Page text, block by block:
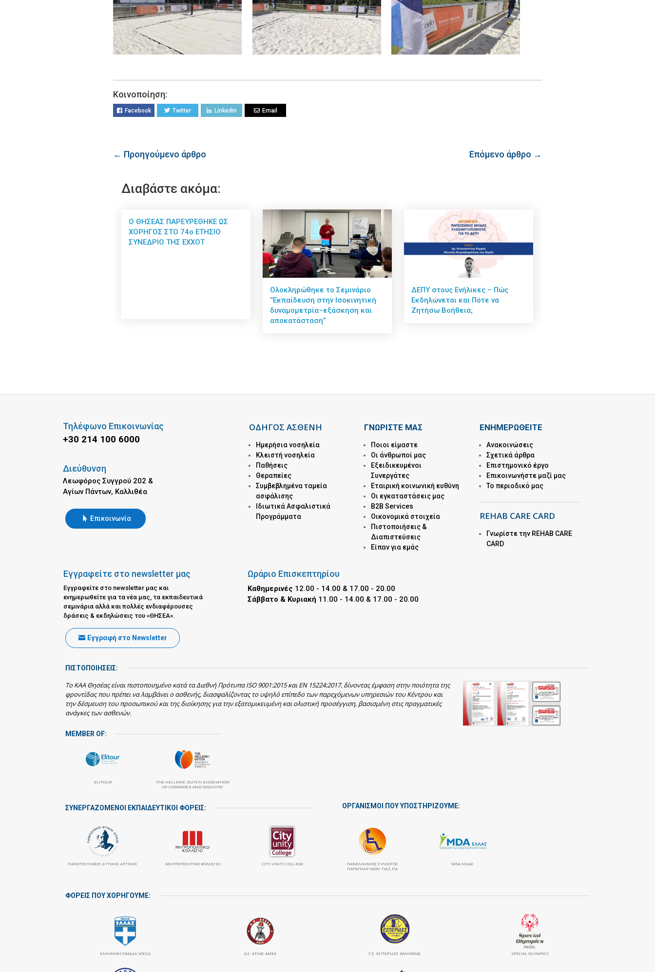
Κοινοποίηση:
Facebook Twitter Linkedin Email
← Προηγούμενο άρθρο Επόμενο άρθρο →
Διαβάστε ακόμα:
Ο ΘΗΣΕΑΣ ΠΑΡΕΥΡΕΘΗΚΕ ΩΣ
ΧΟΡΗΓΟΣ ΣΤΟ 74ο ΕΤΗΣΙΟ
ΣΥΝΕΔΡΙΟ ΤΗΣ ΕΧΧΟΤ
Ολοκληρώθηκε το Σεμινάριο
‘’Εκπαίδευση στην Ισοκινητική
δυναμομετρία–εξάσκηση και
αποκατάσταση”
ΔΕΠΥ στους Ενήλικες – Πώς
Εκδηλώνεται και Πότε να
Ζητήσω Βοήθεια;
Τηλέφωνο Επικοινωνίας
+30 214 100 6000
Διεύθυνση
Λεωφόρος Συγγρού 202 &
Αγίων Πάντων, Καλλιθέα
Επικοινωνία
ΟΔΗΓΟΣ ΑΣΘΕΝΗ
Ημερήσια νοσηλεία
Kλειστή νοσηλεία
Παθήσεις
Θεραπείες
Συμβεβλημένα ταμεία
ασφάλισης
Ιδιωτικά Ασφαλιστικά
Προγράμματα
ΓΝΩΡΙΣΤΕ ΜΑΣ
Ποιοι είμαστε
Οι άνθρωποί μας
Εξειδικευμένοι
Συνεργάτες
Εταιρική κοινωνική ευθύνη
Οι εγκαταστάσεις μας
B2B Services
Οικονομικά στοιχεία
Πιστοποιήσεις &
Διαπιστεύσεις
Είπαν για εμάς
ΕΝΗΜΕΡΩΘΕΙΤΕ
Ανακοινώσεις
Σχετικά άρθρα
Επιστημονικό έργο
Επικοινωνήστε μαζί μας
Το περιοδικό μας
REHAB CARE CARD
Γνωρίστε την REHAB CARE
CARD
Εγγραφείτε στο newsletter μας
Εγγραφείτε στο newsletter μας και
ενημερωθείτε για τα νέα μας, τα εκπαιδευτικά
σεμινάρια αλλά και πολλές ενδιαφέρουσες
δράσεις & εκδηλώσεις του «ΘΗΣΕΑ».
Εγγραφή στο Newsletter
Ωράριο Επισκεπτηρίου
Καθημερινές 12.00 - 14.00 & 17.00 - 20.00
Σάββατο & Κυριακή 11.00 - 14.00 & 17.00 - 20.00
ΠΙΣΤΟΠΟΙΗΣΕΙΣ:
Το ΚΑΑ Θησέας είναι πιστοποιημένο κατά τα Διεθνή Πρότυπα ISO 9001:2015 και EN 15224:2017, δίνοντας έμφαση στην ποιότητα της
φροντίδας που πρέπει να λαμβάνει ο ασθενής, διασφαλίζοντας το υψηλό επίπεδο των παρεχόμενων υπηρεσιών του Κέντρου και
την δέσμευση του προσωπικού και της διοίκησης για την εξατομικευμένη και ολιστική προσέγγιση, βασισμένη στις πραγματικές
ανάγκες των ασθενών.
MEMBER OF:
ELITOUR
THE HELLENIC-DUTCH ASSOCIATION
OF COMMERCE AND INDUSTRY
ΣΥΝΕΡΓΑΖΌΜΕΝΟΙ ΕΚΠΑΙΔΕΥΤΙΚΟΊ ΦΟΡΕΊΣ: ΟΡΓΑΝΙΣΜΟΙ ΠΟΥ ΥΠΟΣΤΗΡΙΖΟΥΜΕ:
ΠΑΝΕΠΙΣΤΉΜΙΟ ΔΥΤΙΚΉΣ ΑΤΤΙΚΉΣ ΜΗΤΡΟΠΟΛΙΤΙΚΌ ΚΟΛΛΈΓΙΟ CITY UNITY COLLEGE
ΠΑΝΕΛΛΉΝΙΟΣ ΣΎΛΛΟΓΟΣ
ΠΑΡΑΠΛΗΓΙΚΏΝ: ΠΑ.Σ.ΠΑ
MDA ΕΛΛΑΣ
ΦΟΡΕΙΣ ΠΟΥ ΧΟΡΗΓΟΥΜΕ:
ΕΛΛΗΝΙΚΗ ΟΜΑΔΑ SOCCA Α.Σ. ΑΤΛΑΣ ΑΜΕΑ Γ.Σ. ΕΣΠΕΡΙΔΕΣ ΚΑΛΛΙΘΕΑΣ SPECIAL OLYMPICS